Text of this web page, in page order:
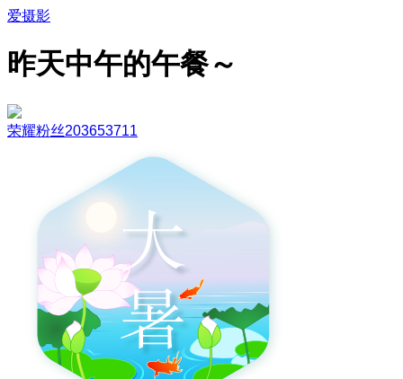
爱摄影
昨天中午的午餐～
荣耀粉丝203653711